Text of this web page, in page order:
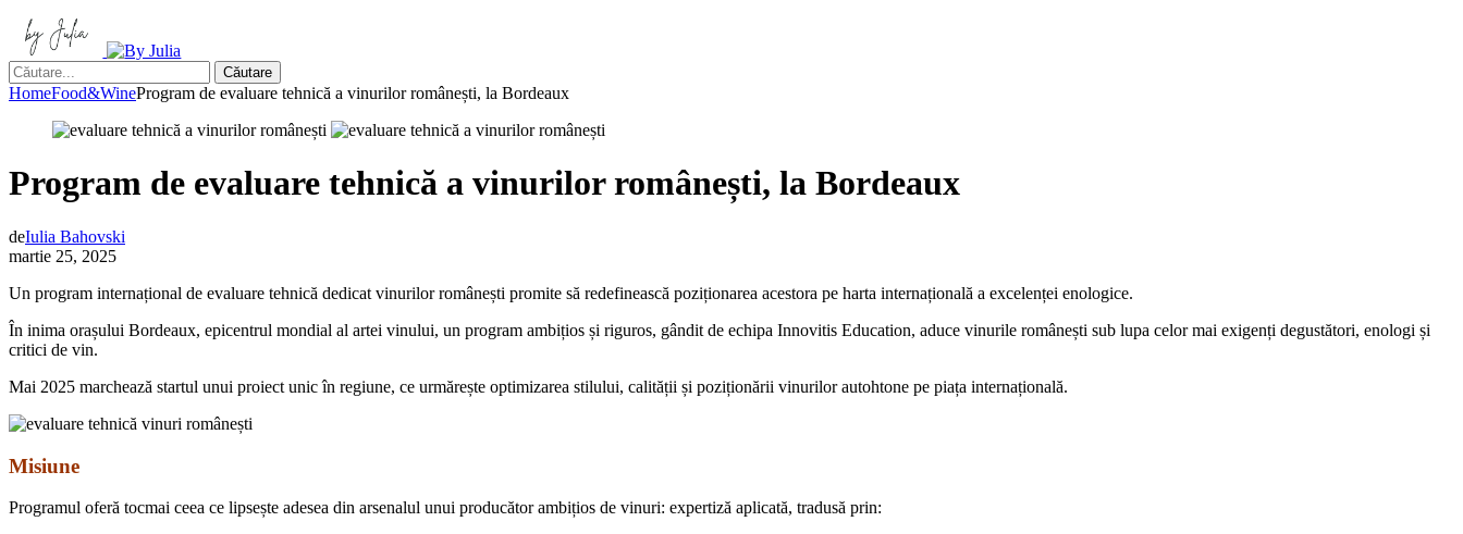
Căutare
HomeFood&WineProgram de evaluare tehnică a vinurilor românești, la Bordeaux
Program de evaluare tehnică a vinurilor românești, la Bordeaux
deIulia Bahovski
martie 25, 2025
Un program internațional de evaluare tehnică dedicat vinurilor românești promite să redefinească poziționarea acestora pe harta internațională a excelenței enologice.
În inima orașului Bordeaux, epicentrul mondial al artei vinului, un program ambițios și riguros, gândit de echipa Innovitis Education, aduce vinurile românești sub lupa celor mai exigenți degustători, enologi și
critici de vin.
Mai 2025 marchează startul unui proiect unic în regiune, ce urmărește optimizarea stilului, calității și poziționării vinurilor autohtone pe piața internațională.
Misiune
Programul oferă tocmai ceea ce lipsește adesea din arsenalul unui producător ambițios de vinuri: expertiză aplicată, tradusă prin: